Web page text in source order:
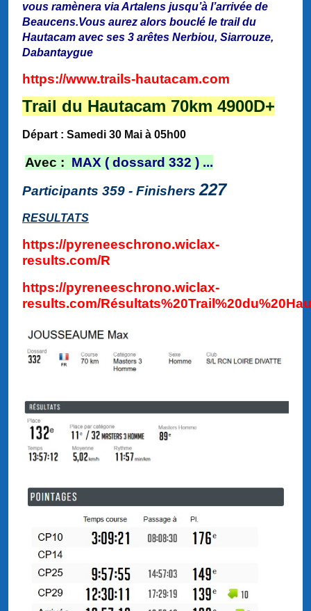
vous ramènera via Artalens jusqu’à l’arrivée de
Beaucens.Vous aurez alors bouclé le trail du
Hautacam avec ses 3 arêtes Nerbiou, Siarrouze,
Dabantaygue
https://www.trails-hautacam.com
Trail du Hautacam 70km 4900D+
Départ : Samedi 30 Mai à 05h00
Avec : MAX ( dossard 332 ) ...
Participants 359 - Finishers227
RESULTATS
https://pyreneeschrono.wiclax-
results.com/R
https://pyreneeschrono.wiclax-
results.com/R